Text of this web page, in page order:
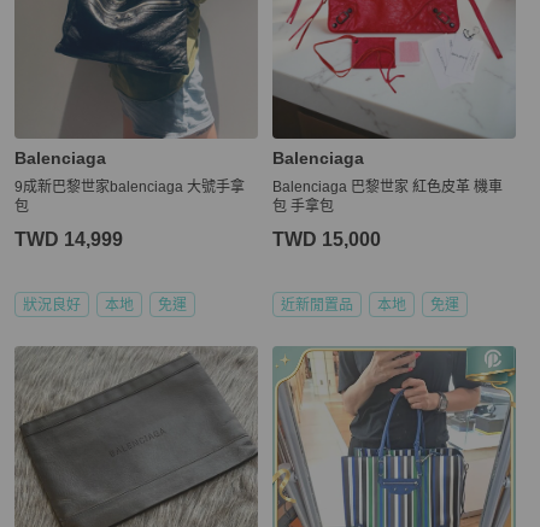
Balenciaga
9成新巴黎世家balenciaga 大號手拿
包
TWD 14,999
狀況良好 本地 免運
Balenciaga
Balenciaga 巴黎世家 紅色皮革 機車
包 手拿包
TWD 15,000
近新閒置品 本地 免運